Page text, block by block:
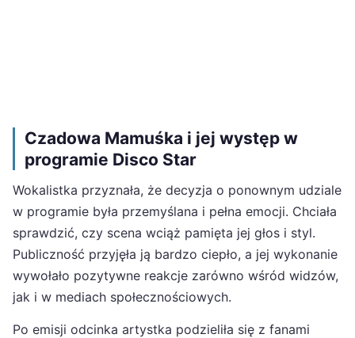
Czadowa Mamuśka i jej występ w
programie Disco Star
Wokalistka przyznała, że decyzja o ponownym udziale
w programie była przemyślana i pełna emocji. Chciała
sprawdzić, czy scena wciąż pamięta jej głos i styl.
Publiczność przyjęła ją bardzo ciepło, a jej wykonanie
wywołało pozytywne reakcje zarówno wśród widzów,
jak i w mediach społecznościowych.
Po emisji odcinka artystka podzieliła się z fanami